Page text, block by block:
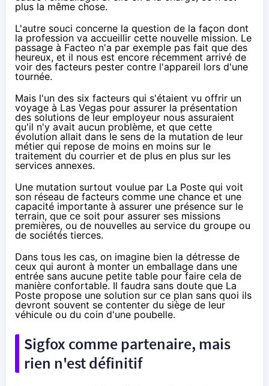
plus la même chose.
L'autre souci concerne la question de la façon dont
la profession va accueillir cette nouvelle mission. Le
passage à Facteo n'a par exemple pas fait que des
heureux, et il nous est encore récemment arrivé de
voir des facteurs pester contre l'appareil lors d'une
tournée.
Mais l'un des six facteurs qui s'étaient vu offrir un
voyage à Las Vegas pour assurer la présentation
des solutions de leur employeur nous assuraient
qu'il n'y avait aucun problème, et que cette
évolution allait dans le sens de la mutation de leur
métier qui repose de moins en moins sur le
traitement du courrier et de plus en plus sur les
services annexes.
Une mutation surtout voulue par La Poste qui voit
son réseau de facteurs comme une chance et une
capacité importante à assurer une présence sur le
terrain, que ce soit pour assurer ses missions
premières, ou de nouvelles au service du groupe ou
de sociétés tierces.
Dans tous les cas, on imagine bien la détresse de
ceux qui auront à monter un emballage dans une
entrée sans aucune petite table pour faire cela de
manière confortable. Il faudra sans doute que La
Poste propose une solution sur ce plan sans quoi ils
devront souvent se contenter du siège de leur
véhicule ou du coin d'une poubelle.
Sigfox comme partenaire, mais
rien n'est définitif